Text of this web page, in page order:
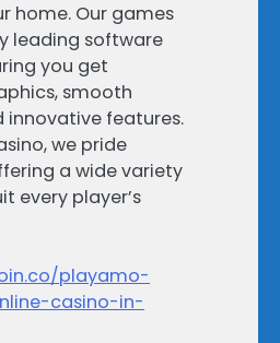
home. Our games
leading software
you get
smooth
innovative features.
we pride
a wide variety
every player’s
playamo-
casino-in-